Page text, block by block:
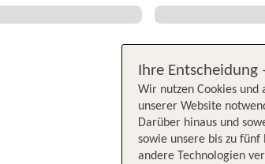
Ihre Entscheidung
Wir nutzen Cookies und
unserer Website
Darüber hinaus und
sowie unsere bis zu
andere Technologien